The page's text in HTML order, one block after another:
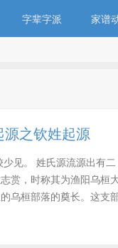
字辈字派 家谱
之钦姓起源
见。 姓氏源流源出有
赏，时称其为渔阳乌
乌桓部落的奠长。这支